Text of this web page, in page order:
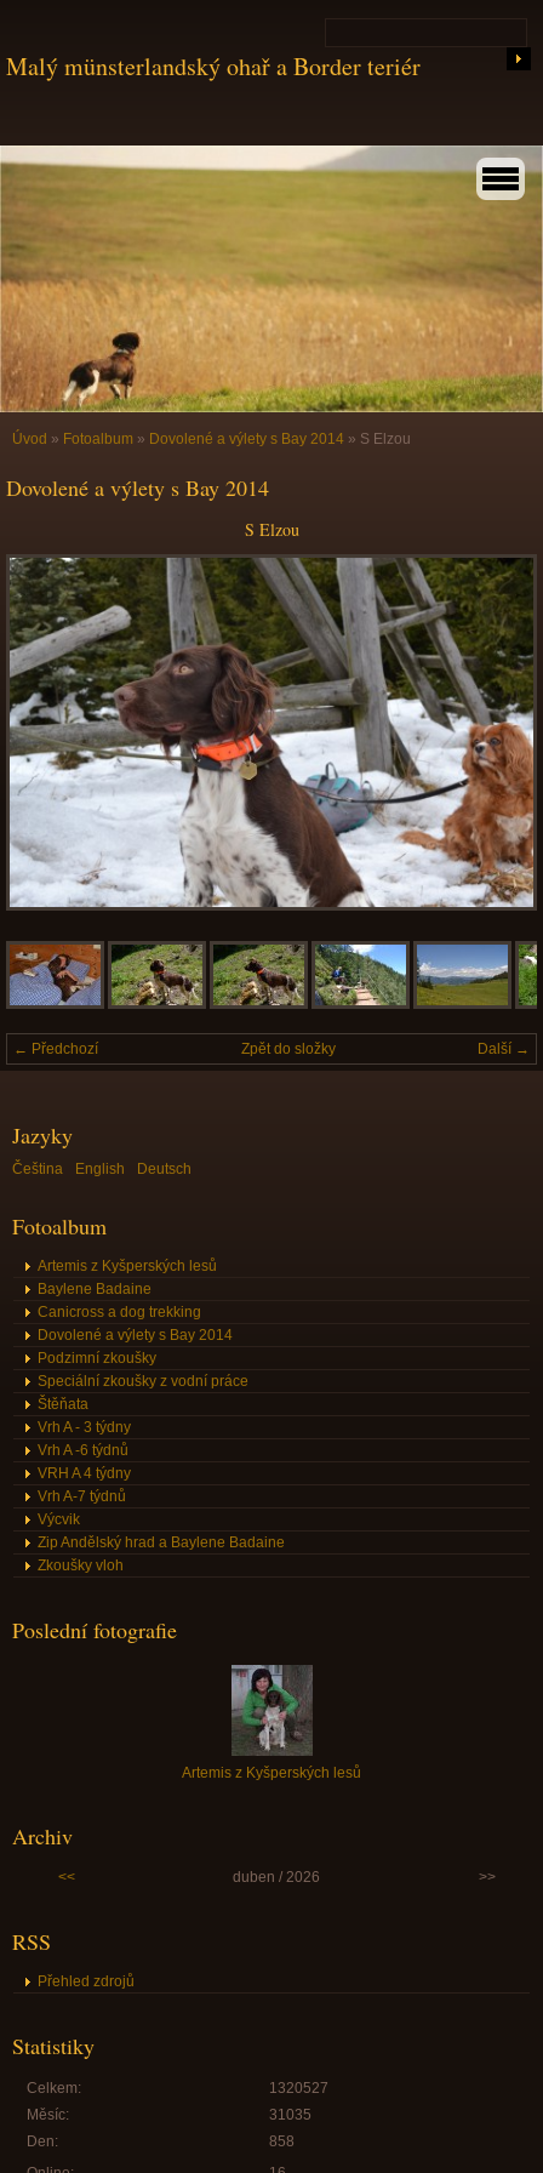
Malý münsterlandský ohař a Border teriér
Úvod » Fotoalbum » Dovolené a výlety s Bay 2014 » S Elzou
Dovolené a výlety s Bay 2014
S Elzou
← Předchozí Další →
Zpět do složky
Jazyky
Čeština English Deutsch
Fotoalbum
Artemis z Kyšperských lesů
Baylene Badaine
Canicross a dog trekking
Dovolené a výlety s Bay 2014
Podzimní zkoušky
Speciální zkoušky z vodní práce
Štěňata
Vrh A - 3 týdny
Vrh A -6 týdnů
VRH A 4 týdny
Vrh A-7 týdnů
Výcvik
Zip Andělský hrad a Baylene Badaine
Zkoušky vloh
Poslední fotografie
Artemis z Kyšperských lesů
Archiv
<< duben / 2026 >>
RSS
Přehled zdrojů
Statistiky
Celkem:
1320527
Měsíc:
31035
Den:
858